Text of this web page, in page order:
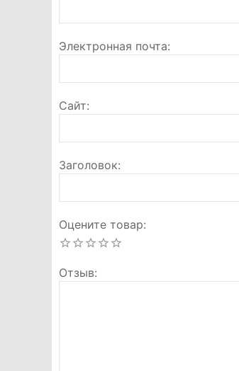
Электронная почта
Сайт
Заголовок
Оцените товар
Отзыв